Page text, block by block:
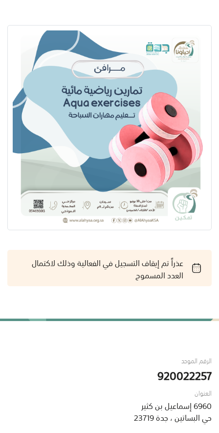
عذراً تم إيقاف التسجيل في الفعالية وذلك لاكتمال
العدد المسموح
الرقم الموحد
920022257
العنوان
6960 إسماعيل بن كثير
حي البساتين ، جدة 23719